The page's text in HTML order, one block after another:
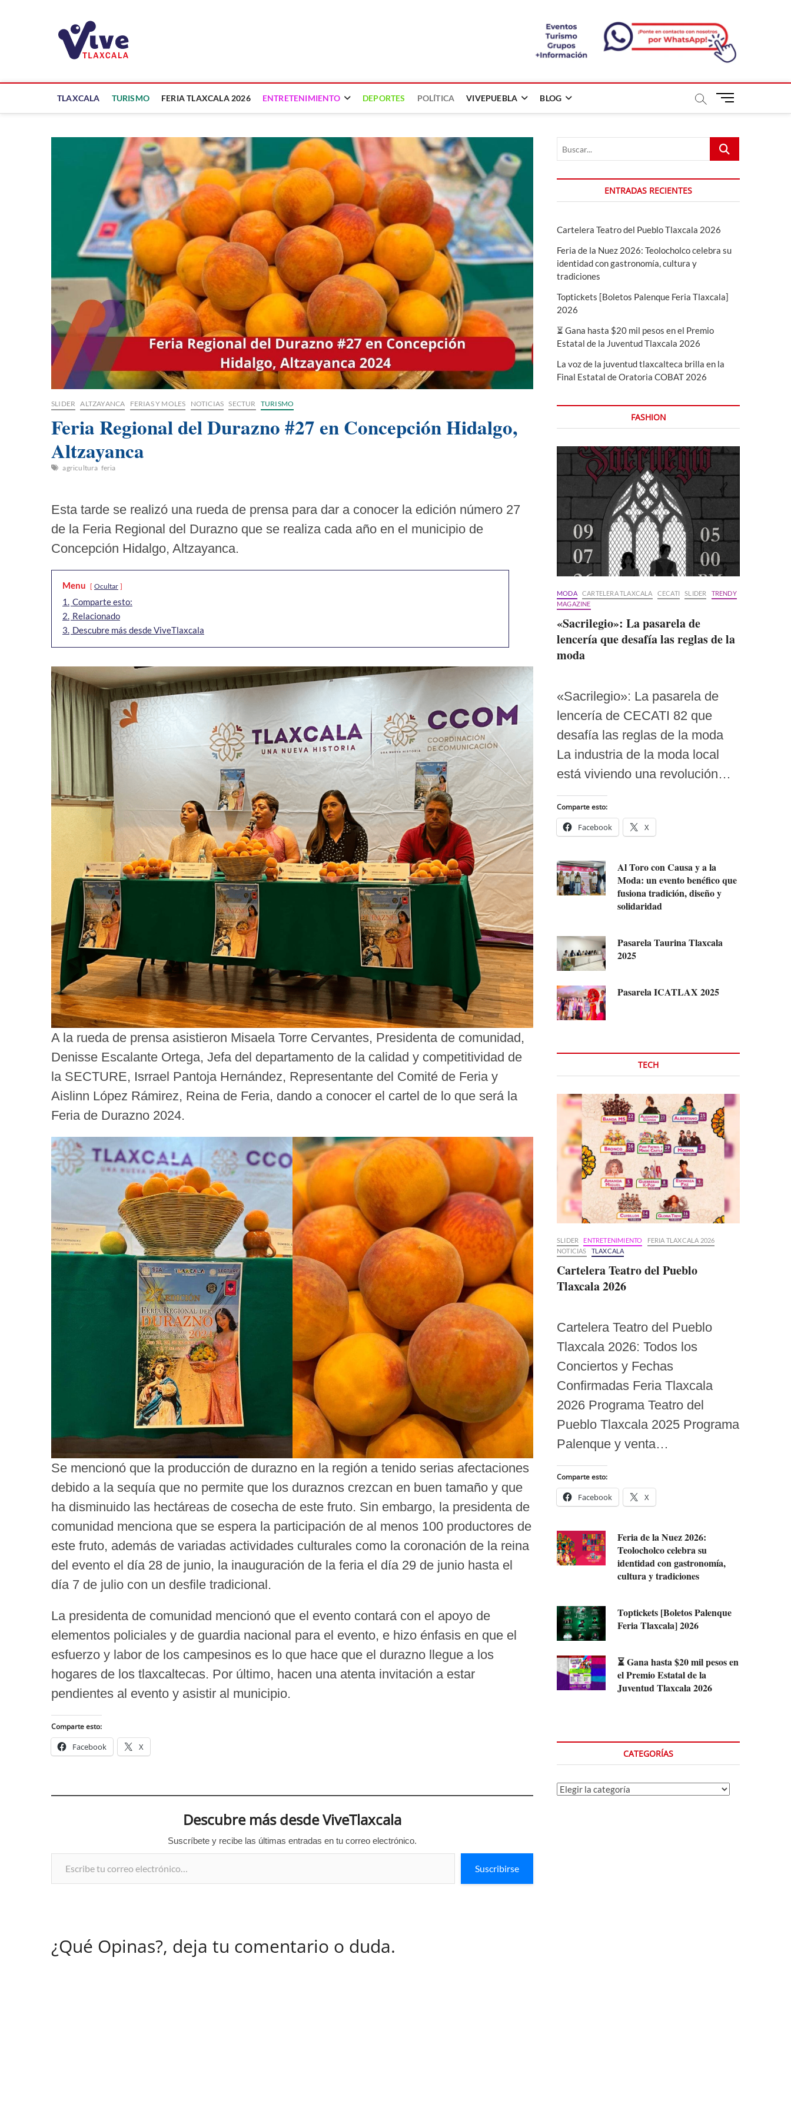
TLAXCALA TURISMO FERIA TLAXCALA 2026 ENTRETENIMIENTO DEPORTES POLÍTICA VIVEPUEBLA BLOG
B
ó
n
d
e
SLIDER ALTZAYANCA FERIAS Y MOLES NOTICIAS SECTUR TURISMO
Feria Regional del Durazno #27 en Concepción Hidalgo,
Altzayanca
agricultura feria
Esta tarde se realizó una rueda de prensa para dar a conocer la edición número 27
de la Feria Regional del Durazno que se realiza cada año en el municipio de
Concepción Hidalgo, Altzayanca.
Menu Ocultar
1. Comparte esto:
2. Relacionado
3. Descubre más desde ViveTlaxcala
A la rueda de prensa asistieron Misaela Torre Cervantes, Presidenta de comunidad,
Denisse Escalante Ortega, Jefa del departamento de la calidad y competitividad de
la SECTURE, Isrrael Pantoja Hernández, Representante del Comité de Feria y
Aislinn López Rámirez, Reina de Feria, dando a conocer el cartel de lo que será la
Feria de Durazno 2024.
Se mencionó que la producción de durazno en la región a tenido serias afectaciones
debido a la sequía que no permite que los duraznos crezcan en buen tamaño y que
ha disminuido las hectáreas de cosecha de este fruto. Sin embargo, la presidenta de
comunidad menciona que se espera la participación de al menos 100 productores de
este fruto, además de variadas actividades culturales como la coronación de la reina
del evento el día 28 de junio, la inauguración de la feria el día 29 de junio hasta el
día 7 de julio con un desfile tradicional.
La presidenta de comunidad mencionó que el evento contará con el apoyo de
elementos policiales y de guardia nacional para el evento, e hizo énfasis en que el
esfuerzo y labor de los campesinos es lo que hace que el durazno llegue a los
hogares de los tlaxcaltecas. Por último, hacen una atenta invitación a estar
pendientes al evento y asistir al municipio.
Comparte esto:
Facebook X
Descubre más desde ViveTlaxcala
Suscríbete y recibe las últimas entradas en tu correo electrónico.
Escribe tu correo electrónico…
Suscribirse
¿Qué Opinas?, deja tu comentario o duda.
Buscar...
ENTRADAS RECIENTES
Cartelera Teatro del Pueblo Tlaxcala 2026
Feria de la Nuez 2026: Teolocholco celebra su
identidad con gastronomía, cultura y
tradiciones
Toptickets [Boletos Palenque Feria Tlaxcala]
2026
⏳ Gana hasta $20 mil pesos en el Premio
Estatal de la Juventud Tlaxcala 2026
La voz de la juventud tlaxcalteca brilla en la
Final Estatal de Oratoria COBAT 2026
FASHION
MODA CARTELERA TLAXCALA CECATI SLIDER
TRENDY
MAGAZINE
«Sacrilegio»: La pasarela de
lencería que desafía las reglas de la
moda
«Sacrilegio»: La pasarela de
lencería de CECATI 82 que
desafía las reglas de la moda
La industria de la moda local
está viviendo una revolución…
Comparte esto:
Facebook X
Al Toro con Causa y a la
Moda: un evento benéfico que
fusiona tradición, diseño y
solidaridad
Pasarela Taurina Tlaxcala
2025
Pasarela ICATLAX 2025
TECH
SLIDER ENTRETENIMIENTO
FERIA TLAXCALA 2026
NOTICIAS
TLAXCALA
Cartelera Teatro del Pueblo
Tlaxcala 2026
Cartelera Teatro del Pueblo
Tlaxcala 2026: Todos los
Conciertos y Fechas
Confirmadas Feria Tlaxcala
2026 Programa Teatro del
Pueblo Tlaxcala 2025 Programa
Palenque y venta…
Comparte esto:
Facebook X
Feria de la Nuez 2026:
Teolocholco celebra su
identidad con gastronomía,
cultura y tradiciones
Toptickets [Boletos Palenque
Feria Tlaxcala] 2026
⏳ Gana hasta $20 mil pesos en
el Premio Estatal de la
Juventud Tlaxcala 2026
CATEGORÍAS
Categorías